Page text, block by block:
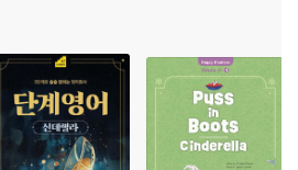
/ The Fir Tree : 크리스마스 선물 / 전
분야 스테디셀러 [Happy Readers] 시리
치가 변하지 않는 세계 명작들을 렉사일 지
구조를 기준으로 1단계부터 6단계까지 체
화의